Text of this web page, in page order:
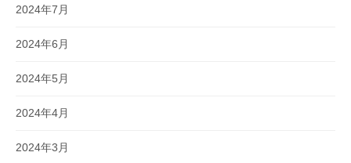
2024年7月
2024年6月
2024年5月
2024年4月
2024年3月